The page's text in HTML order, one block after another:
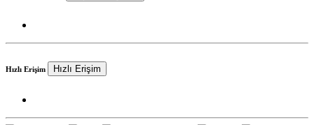
Hızlı Erişim Hızlı Erişim